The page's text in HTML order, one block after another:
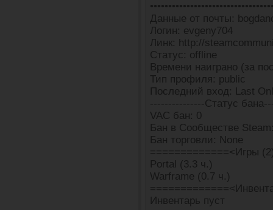
Данные от почты:
Логин: evgeny704
Линк: http://
Статус: offline
Времени наиграно (за
Тип профиля: public
Последний вход: Last
---------------Статус
VAC бан: 0
Бан в Сообществе
Бан торговли: None
=============<Игры
Portal (3.3 ч.)
Warframe (0.7 ч.)
Инвентарь пуст